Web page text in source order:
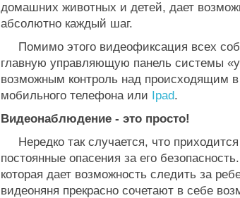
домашних животных и детей, дает
абсолютно каждый шаг.
Помимо этого видеофиксация всех
главную управляющую панель системы
возможным контроль над происходящим в
мобильного телефона или Ipad.
Видеонаблюдение - это просто!
Нередко так случается, что приходится
постоянные опасения за его
которая дает возможность следить за
видеоняня прекрасно сочетают в себе